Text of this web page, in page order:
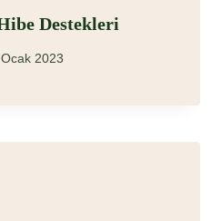
Destekleri
2023